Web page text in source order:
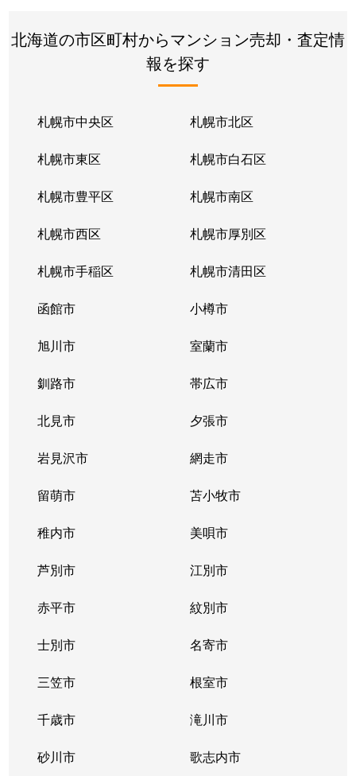
北海道の市区町村からマンション売却・査定情
報を探す
札幌市中央区 札幌市北区
札幌市東区 札幌市白石区
札幌市豊平区 札幌市南区
札幌市西区 札幌市厚別区
札幌市手稲区 札幌市清田区
函館市 小樽市
旭川市 室蘭市
釧路市 帯広市
北見市 夕張市
岩見沢市 網走市
留萌市 苫小牧市
稚内市 美唄市
芦別市 江別市
赤平市 紋別市
士別市 名寄市
三笠市 根室市
千歳市 滝川市
砂川市 歌志内市